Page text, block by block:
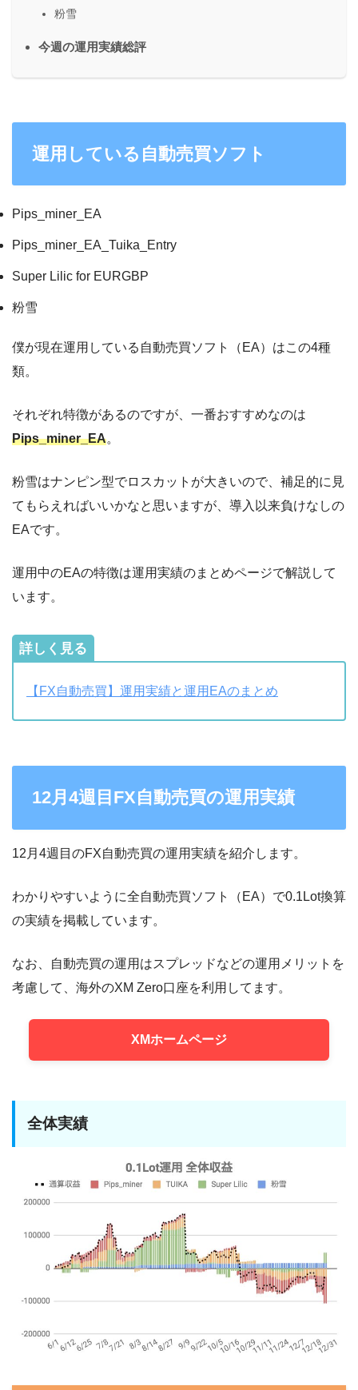
粉雪
今週の運用実績総評
運用している自動売買ソフト
Pips_miner_EA
Pips_miner_EA_Tuika_Entry
Super Lilic for EURGBP
粉雪
僕が現在運用している自動売買ソフト（EA）はこの4種
類。
それぞれ特徴があるのですが、一番おすすめなのは
Pips_miner_EA。
粉雪はナンピン型でロスカットが大きいので、補足的に見
てもらえればいいかなと思いますが、導入以来負けなしの
EAです。
運用中のEAの特徴は運用実績のまとめページで解説して
います。
詳しく見る
【FX自動売買】運用実績と運用EAのまとめ
12月4週目FX自動売買の運用実績
12月4週目のFX自動売買の運用実績を紹介します。
わかりやすいように全自動売買ソフト（EA）で0.1Lot換算
の実績を掲載しています。
なお、自動売買の運用はスプレッドなどの運用メリットを
考慮して、海外のXM Zero口座を利用してます。
XMホームページ
全体実績